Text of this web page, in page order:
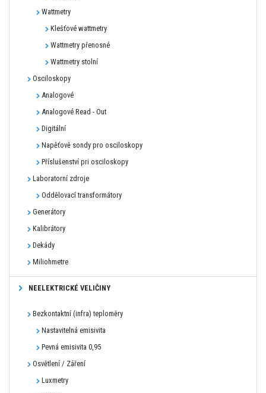
Wattmetry
Klešťové wattmetry
Wattmetry přenosné
Wattmetry stolní
Osciloskopy
Analogové
Analogové Read - Out
Digitální
Napěťově sondy pro osciloskopy
Příslušenství pri osciloskopy
Laboratorní zdroje
Oddělovací transformátory
Generátory
Kalibrátory
Dekády
Miliohmetre
NEELEKTRICKÉ VELIČINY
Bezkontaktní (infra) teploměry
Nastavitelná emisivita
Pevná emisivita 0,95
Osvětlení / Záření
Luxmetry